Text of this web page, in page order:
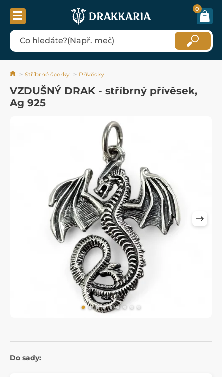
0
Stříbrné šperky Přívěsky
VZDUŠNÝ DRAK - stříbrný přívěsek,
Ag 925
Do sady: